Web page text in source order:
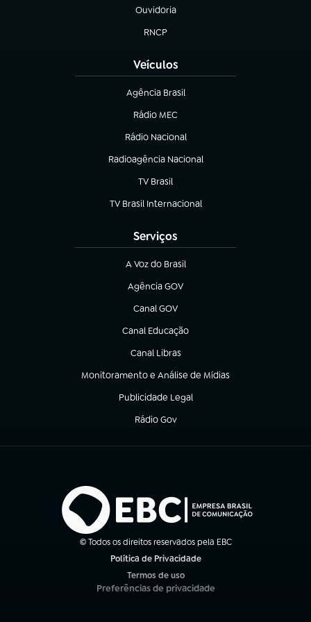
Ouvidoria
(abre em nova aba)
RNCP
(abre em nova aba)
Veículos
Agência Brasil
(abre em nova aba)
Rádio MEC
(abre em nova aba)
Rádio Nacional
Radioagência Nacional
(abre em nova aba)
TV Brasil
(abre em nova aba)
TV Brasil Internacional
(abre em nova aba)
Serviços
A Voz do Brasil
(abre em nova aba)
Agência GOV
(abre em nova aba)
Canal GOV
(abre em nova aba)
Canal Educação
(abre em nova aba)
Canal Libras
(abre em nova aba)
Monitoramento e Análise de Mídias
(abre em nova aba)
Publicidade Legal
(abre em nova aba)
Rádio Gov
(abre em nova aba)
© Todos os direitos reservados pela EBC
Política de Privacidade
Termos de uso
(abre em nova aba)
Preferências de privacidade